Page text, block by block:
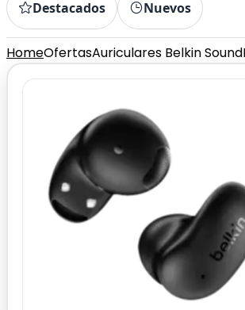
Destacados Nuevos
HomeOfertasAuriculares Belkin